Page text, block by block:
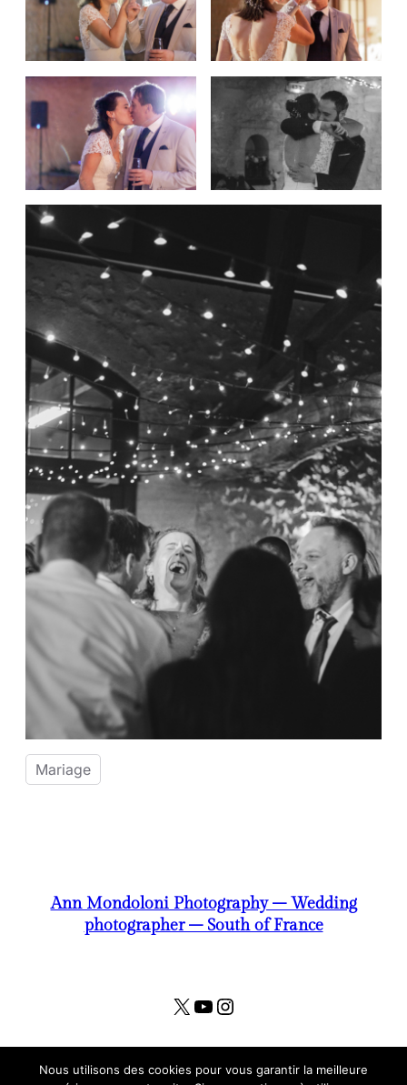
Mariage
Ann Mondoloni Photography – Wedding
photographer – South of France
X YouTube Instagram
Nous utilisons des cookies pour vous garantir la meilleure